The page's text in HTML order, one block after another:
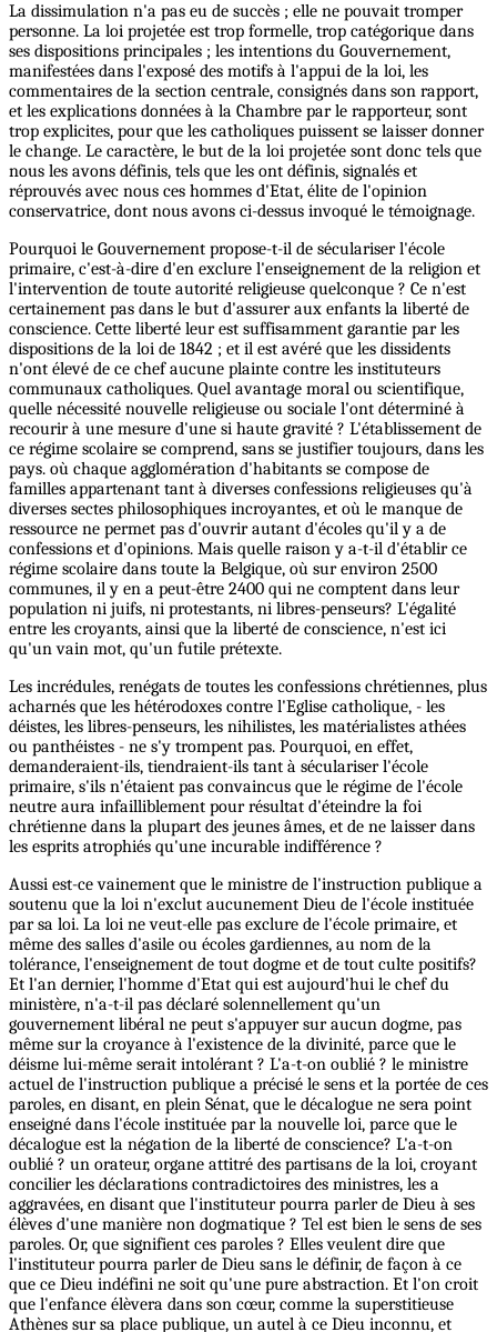
La dissimulation n'a pas eu de succès ; elle ne pouvait tromper
personne. La loi projetée est trop formelle, trop catégorique dans
ses dispositions principales ; les intentions du Gouvernement,
manifestées dans l'exposé des motifs à l'appui de la loi, les
commentaires de la section centrale, consignés dans son rapport,
et les explications données à la Chambre par le rapporteur, sont
trop explicites, pour que les catholiques puissent se laisser donner
le change. Le caractère, le but de la loi projetée sont donc tels que
nous les avons définis, tels que les ont définis, signalés et
réprouvés avec nous ces hommes d'Etat, élite de l'opinion
conservatrice, dont nous avons ci-dessus invoqué le témoignage.
Pourquoi le Gouvernement propose-t-il de séculariser l'école
primaire, c'est-à-dire d'en exclure l'enseignement de la religion et
l'intervention de toute autorité religieuse quelconque ? Ce n'est
certainement pas dans le but d'assurer aux enfants la liberté de
conscience. Cette liberté leur est suffisamment garantie par les
dispositions de la loi de 1842 ; et il est avéré que les dissidents
n'ont élevé de ce chef aucune plainte contre les instituteurs
communaux catholiques. Quel avantage moral ou scientifique,
quelle nécessité nouvelle religieuse ou sociale l'ont déterminé à
recourir à une mesure d'une si haute gravité ? L'établissement de
ce régime scolaire se comprend, sans se justifier toujours, dans les
pays. où chaque agglomération d'habitants se compose de
familles appartenant tant à diverses confessions religieuses qu'à
diverses sectes philosophiques incroyantes, et où le manque de
ressource ne permet pas d'ouvrir autant d'écoles qu'il y a de
confessions et d'opinions. Mais quelle raison y a-t-il d'établir ce
régime scolaire dans toute la Belgique, où sur environ 2500
communes, il y en a peut-être 2400 qui ne comptent dans leur
population ni juifs, ni protestants, ni libres-penseurs? L'égalité
entre les croyants, ainsi que la liberté de conscience, n'est ici
qu'un vain mot, qu'un futile prétexte.
Les incrédules, renégats de toutes les confessions chrétiennes, plus
acharnés que les hétérodoxes contre l'Eglise catholique, - les
déistes, les libres-penseurs, les nihilistes, les matérialistes athées
ou panthéistes - ne s'y trompent pas. Pourquoi, en effet,
demanderaient-ils, tiendraient-ils tant à séculariser l'école
primaire, s'ils n'étaient pas convaincus que le régime de l'école
neutre aura infailliblement pour résultat d'éteindre la foi
chrétienne dans la plupart des jeunes âmes, et de ne laisser dans
les esprits atrophiés qu'une incurable indifférence ?
Aussi est-ce vainement que le ministre de l'instruction publique a
soutenu que la loi n'exclut aucunement Dieu de l'école instituée
par sa loi. La loi ne veut-elle pas exclure de l'école primaire, et
même des salles d'asile ou écoles gardiennes, au nom de la
tolérance, l'enseignement de tout dogme et de tout culte positifs?
Et l'an dernier, l'homme d'Etat qui est aujourd'hui le chef du
ministère, n'a-t-il pas déclaré solennellement qu'un
gouvernement libéral ne peut s'appuyer sur aucun dogme, pas
même sur la croyance à l'existence de la divinité, parce que le
déisme lui-même serait intolérant ? L'a-t-on oublié ? le ministre
actuel de l'instruction publique a précisé le sens et la portée de ces
paroles, en disant, en plein Sénat, que le décalogue ne sera point
enseigné dans l'école instituée par la nouvelle loi, parce que le
décalogue est la négation de la liberté de conscience? L'a-t-on
oublié ? un orateur, organe attitré des partisans de la loi, croyant
concilier les déclarations contradictoires des ministres, les a
aggravées, en disant que l'instituteur pourra parler de Dieu à ses
élèves d'une manière non dogmatique ? Tel est bien le sens de ses
paroles. Or, que signifient ces paroles ? Elles veulent dire que
l'instituteur pourra parler de Dieu sans le définir, de façon à ce
que ce Dieu indéfini ne soit qu'une pure abstraction. Et l'on croit
que l'enfance élèvera dans son cœur, comme la superstitieuse
Athènes sur sa place publique, un autel à ce Dieu inconnu, et